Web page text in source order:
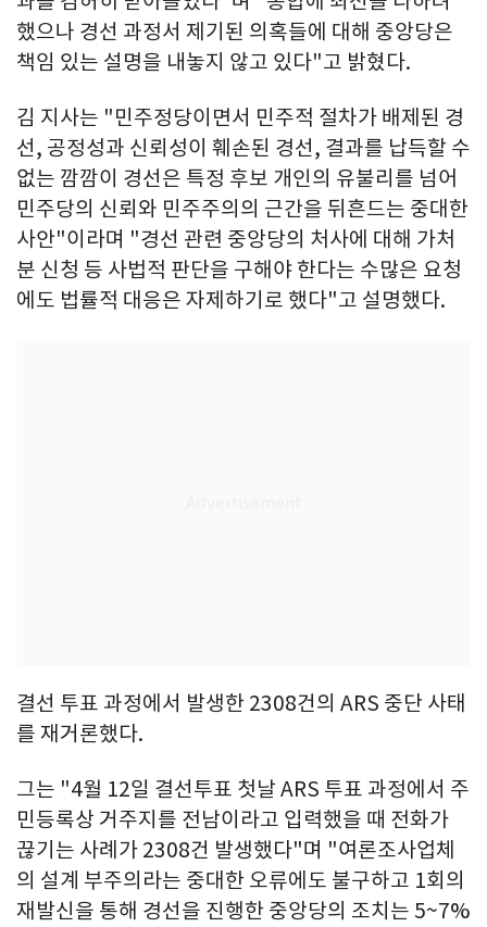
했으나 경선 과정서 제기된 의혹들에 대해 중앙당은
책임 있는 설명을 내놓지 않고 있다"고 밝혔다.
김 지사는 "민주정당이면서 민주적 절차가 배제된 경
선, 공정성과 신뢰성이 훼손된 경선, 결과를 납득할 수
없는 깜깜이 경선은 특정 후보 개인의 유불리를 넘어
민주당의 신뢰와 민주주의의 근간을 뒤흔드는 중대한
사안"이라며 "경선 관련 중앙당의 처사에 대해 가처
분 신청 등 사법적 판단을 구해야 한다는 수많은 요청
에도 법률적 대응은 자제하기로 했다"고 설명했다.
결선 투표 과정에서 발생한 2308건의 ARS 중단 사태
를 재거론했다.
그는 "4월 12일 결선투표 첫날 ARS 투표 과정에서 주
민등록상 거주지를 전남이라고 입력했을 때 전화가
끊기는 사례가 2308건 발생했다"며 "여론조사업체
의 설계 부주의라는 중대한 오류에도 불구하고 1회의
재발신을 통해 경선을 진행한 중앙당의 조치는 5~7%